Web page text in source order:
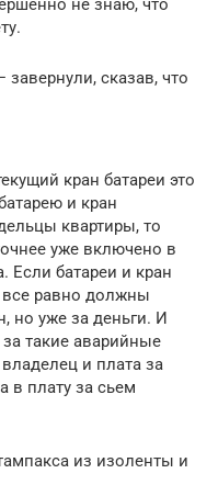
не знаю, что
сказав, что
кран батареи это
и кран
квартиры, то
уже включено в
Если батареи и кран
все равно должны
но уже за деньги. И
такие аварийные
и плата за
в плату за сьем
из изоленты и